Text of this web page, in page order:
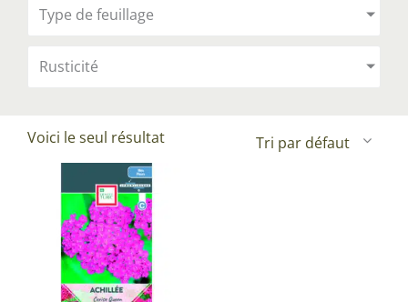
Type de feuillage
Rusticité
Voici le seul résultat